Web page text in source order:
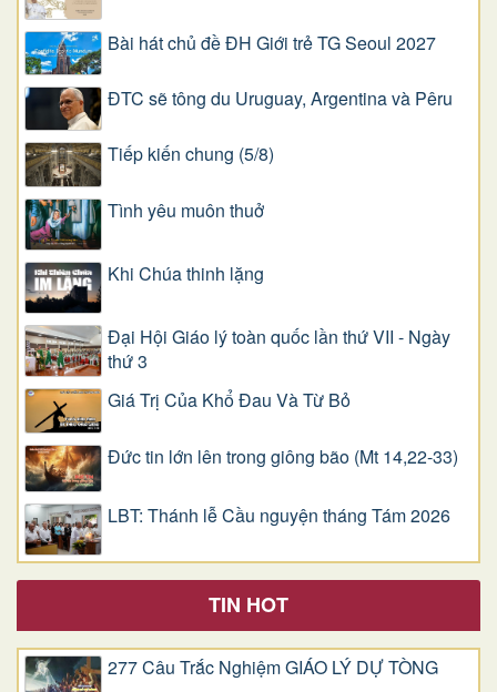
Bài hát chủ đề ĐH Giới trẻ TG Seoul 2027
ĐTC sẽ tông du Uruguay, Argentina và Pêru
Tiếp kiến chung (5/8)
Tình yêu muôn thuở
Khi Chúa thinh lặng
Đại Hội Giáo lý toàn quốc lần thứ VII - Ngày
thứ 3
Giá Trị Của Khổ Ðau Và Từ Bỏ
Đức tin lớn lên trong giông bão (Mt 14,22-33)
LBT: Thánh lễ Cầu nguyện tháng Tám 2026
TIN HOT
277 Câu Trắc Nghiệm GIÁO LÝ DỰ TÒNG